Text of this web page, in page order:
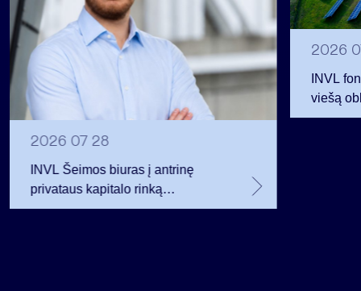
2026 07 28
INVL Šeimos biuras į antrinę
privataus kapitalo rinką
investuojantį fondą pritraukė 17,4
2026
INVL
viešą
12 mln.